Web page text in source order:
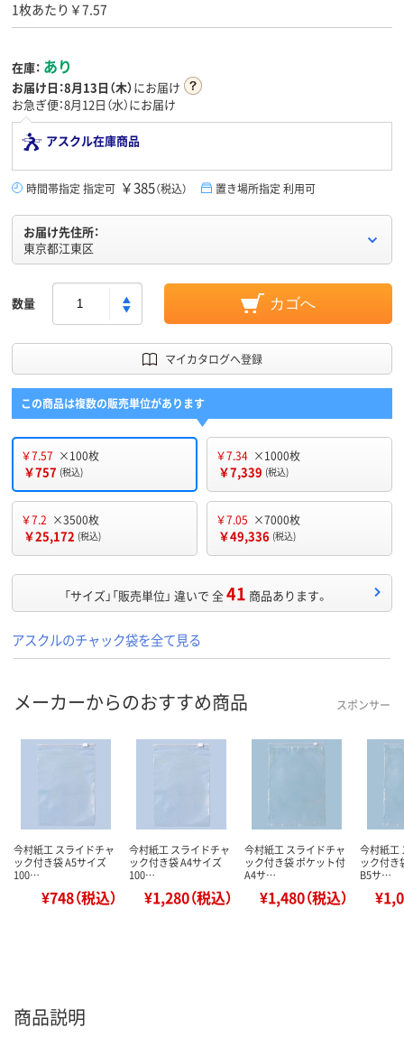
1枚あたり￥7.57
在庫： あり
お届け日：8月13日（木）にお届け
お急ぎ便：8月12日（水）にお届け
アスクル在庫商品
時間帯指定 指定可 ￥385（税込） 置き場所指定 利用可
お届け先住所：
東京都江東区
数量 カゴへ
マイカタログへ登録
この商品は複数の販売単位があります
￥7.57 ×100枚
￥757 (税込)
￥7.34 ×1000枚
￥7,339 (税込)
￥7.2 ×3500枚
￥25,172 (税込)
￥7.05 ×7000枚
￥49,336 (税込)
「サイズ」「販売単位」 違いで 全41 商品あります。
アスクルのチャック袋を全て見る
メーカーからのおすすめ商品 スポンサー
今村紙工 スライドチャ
ック付き袋 A5サイズ
100…
¥748（税込）
今村紙工 スライドチャ
ック付き袋 A4サイズ
100…
¥1,280（税込）
今村紙工 スライドチャ
ック付き袋 ポケット付
A4サ…
¥1,480（税込）
今村紙工
ック付き
B5サ…
商品説明